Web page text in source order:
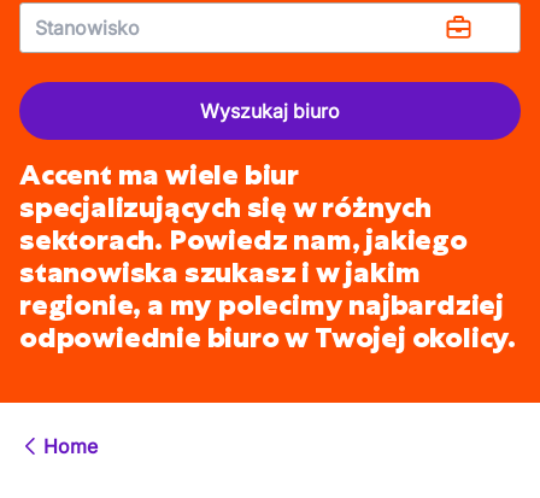
Wyszukaj biuro
Accent ma wiele biur
specjalizujących się w różnych
sektorach. Powiedz nam, jakiego
stanowiska szukasz i w jakim
regionie, a my polecimy najbardziej
odpowiednie biuro w Twojej okolicy.
Home